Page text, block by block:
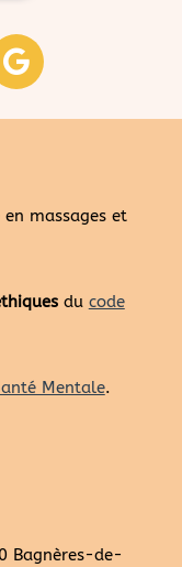
massages et
du code
Mentale.
Bagnères-de-